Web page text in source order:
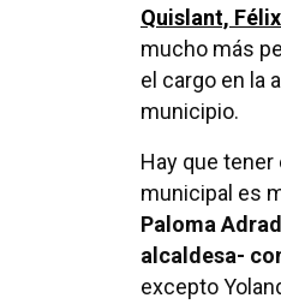
Quislant,
mucho más
el cargo en la
municipio.
Hay que
municipal es
Paloma
alcaldesa-
excepto